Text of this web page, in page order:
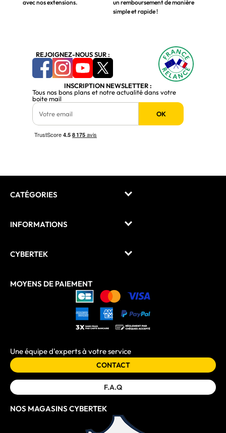
avec nos extensions.
un remboursement de manière
simple et rapide !
REJOIGNEZ-NOUS SUR :
INSCRIPTION NEWSLETTER :
Tous nos bons plans et notre actualité dans votre
boite mail
OK
CATÉGORIES
INFORMATIONS
CYBERTEK
MOYENS DE PAIEMENT
Une équipe d'experts à votre service
CONTACT
F.A.Q
NOS MAGASINS CYBERTEK